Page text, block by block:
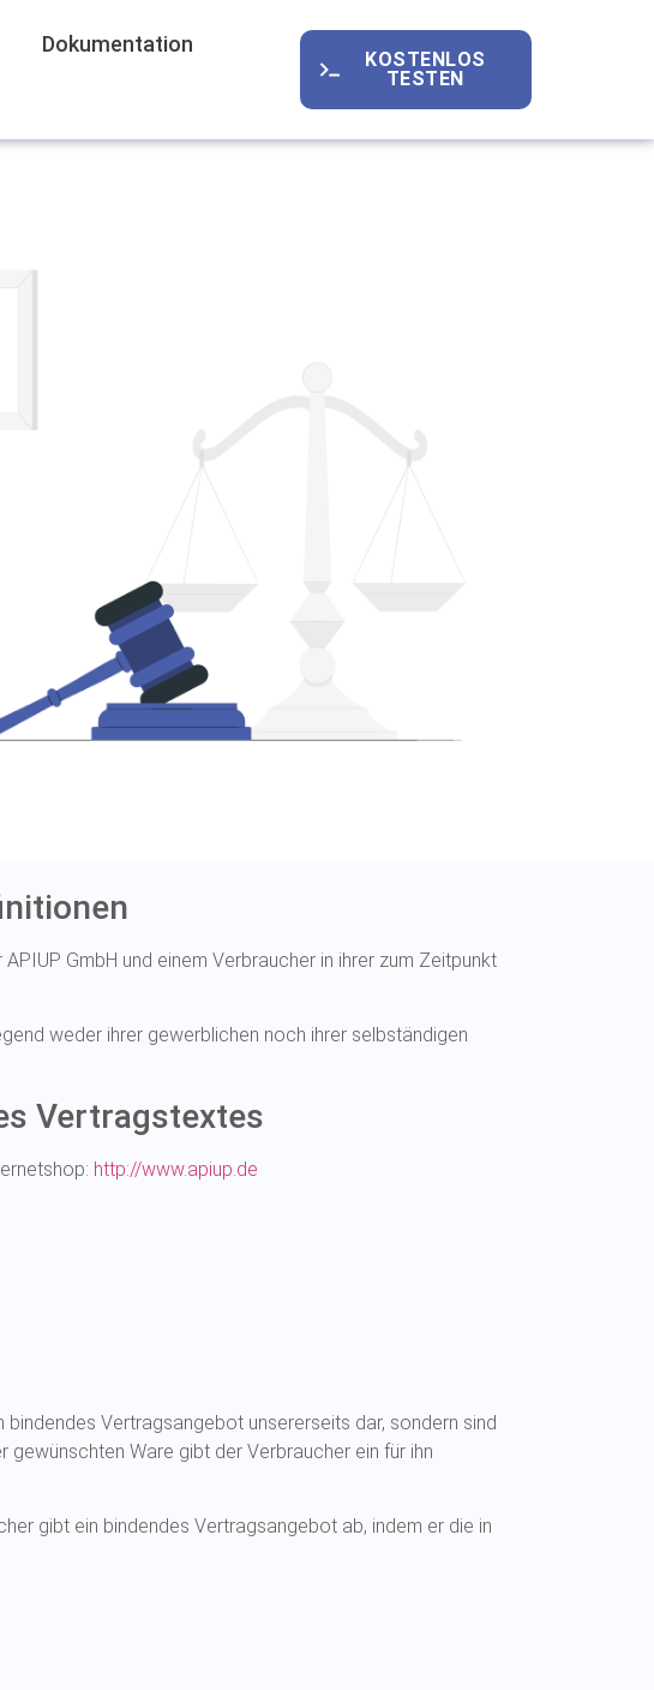
Dokumentation
KOSTENLOS
TESTEN
GmbH und einem Verbraucher in ihrer zum Zeitpunkt
weder ihrer gewerblichen noch ihrer selbständigen
Vertragstextes
http://www.apiup.de
Vertragsangebot unsererseits dar, sondern sind
gewünschten Ware gibt der Verbraucher ein für ihn
gibt ein bindendes Vertragsangebot ab, indem er die in